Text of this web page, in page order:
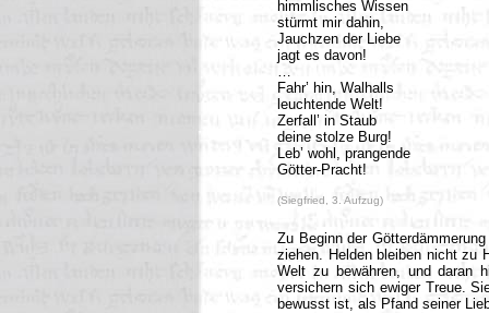
himmlisches Wissen
stürmt mir dahin,
Jauchzen der Liebe
jagt es davon!
…
Fahr’ hin, Walhalls
leuchtende Welt!
Zerfall’ in Staub
deine stolze Burg!
Leb’ wohl, prangende
Götter-Pracht!
(Siegfried, 3. Aufzug)
Zu Beginn der
ziehen. Helden bleiben nicht zu
Welt zu bewähren, und daran
versichern sich ewiger Treue.
bewusst ist, als Pfand seiner